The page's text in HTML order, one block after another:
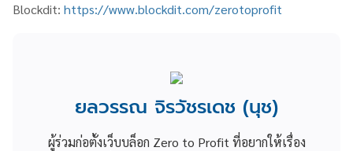
Blockdit: https://www.blockdit.com/zerotoprofit
ยลวรรณ จิรวัชรเดช (นุช)
ผู้ร่วมก่อตั้งเว็บบล็อก Zero to Profit ที่อยากให้เรื่อง